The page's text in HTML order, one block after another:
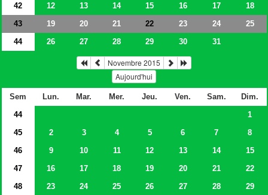
42
12 13 14 15 16 17
18
43
19 20 21 22 23 24
25
44
26 27 28 29 30 31
Novembre 2015
Aujourd'hui
Sem Lun. Mar. Mer. Jeu. Ven. Sam.
Dim.
44
1
45
2 3 4 5 6 7
8
46
9 10 11 12 13 14
15
47
16 17 18 19 20 21
22
48
23 24 25 26 27 28
29